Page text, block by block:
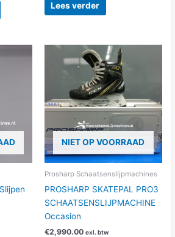
Lees verder
NIET OP VOORRAAD
Prosharp Schaatsenslijpmachines
PROSHARP SKATEPAL PRO3
SCHAATSENSLIJPMACHINE
Occasion
€2,990.00 exl. btw